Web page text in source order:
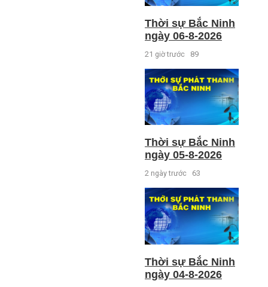
Thời sự Bắc Ninh
ngày 06-8-2026
21 giờ trước 89
Thời sự Bắc Ninh
ngày 05-8-2026
2 ngày trước 63
Thời sự Bắc Ninh
ngày 04-8-2026